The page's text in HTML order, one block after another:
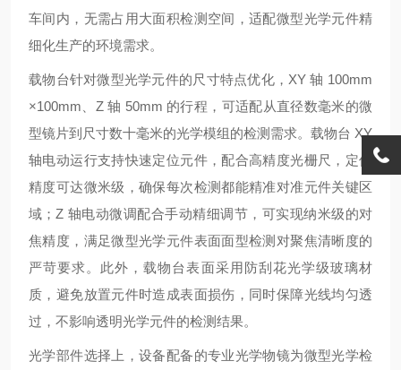
车间内，无需占用大面积检测空间，适配微型光学元件精
细化生产的环境需求。
载物台针对微型光学元件的尺寸特点优化，XY 轴 100mm
×100mm、Z 轴 50mm 的行程，可适配从直径数毫米的微
型镜片到尺寸数十毫米的光学模组的检测需求。载物台 XY
轴电动运行支持快速定位元件，配合高精度光栅尺，定位
精度可达微米级，确保每次检测都能精准对准元件关键区
域；Z 轴电动微调配合手动精细调节，可实现纳米级的对
焦精度，满足微型光学元件表面面型检测对聚焦清晰度的
严苛要求。此外，载物台表面采用防刮花光学级玻璃材
质，避免放置元件时造成表面损伤，同时保障光线均匀透
过，不影响透明光学元件的检测结果。
光学部件选择上，设备配备的专业光学物镜为微型光学检